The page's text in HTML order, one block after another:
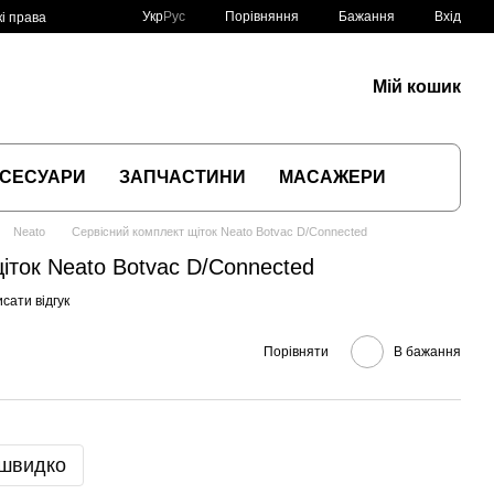
права
УкрРус Порівняння Бажання Вхід
Мій кошик
ЗАПЧАСТИНИ МАСАЖЕРИ
Neato Сервісний комплект щіток Neato Botvac D/Connected
Neato Botvac D/Connected
відгук
Порівняти В бажання